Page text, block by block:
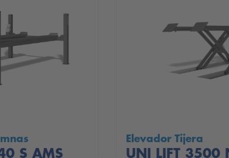
S AMS
Elevador Tijera
UNI LIFT 3500